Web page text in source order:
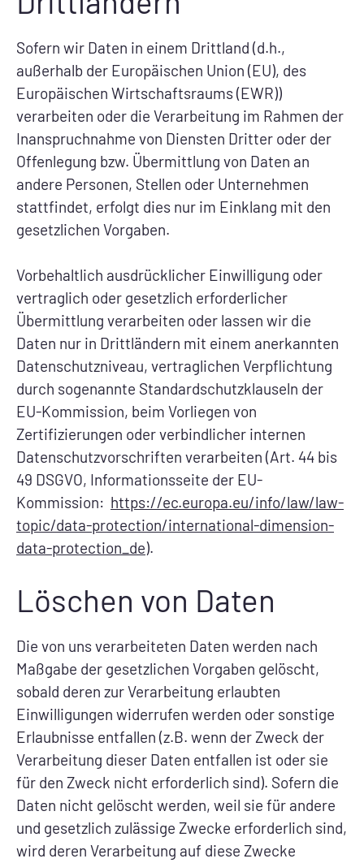
Sofern wir Daten in einem Drittland (d.h.,
außerhalb der Europäischen Union (EU), des
Europäischen Wirtschaftsraums (EWR))
verarbeiten oder die Verarbeitung im Rahmen der
Inanspruchnahme von Diensten Dritter oder der
Offenlegung bzw. Übermittlung von Daten an
andere Personen, Stellen oder Unternehmen
stattfindet, erfolgt dies nur im Einklang mit den
gesetzlichen Vorgaben.
Vorbehaltlich ausdrücklicher Einwilligung oder
vertraglich oder gesetzlich erforderlicher
Übermittlung verarbeiten oder lassen wir die
Daten nur in Drittländern mit einem anerkannten
Datenschutzniveau, vertraglichen Verpflichtung
durch sogenannte Standardschutzklauseln der
EU-Kommission, beim Vorliegen von
Zertifizierungen oder verbindlicher internen
Datenschutzvorschriften verarbeiten (Art. 44 bis
49 DSGVO, Informationsseite der EU-
Kommission: https://ec.europa.eu/info/law/law-
topic/data-protection/international-dimension-
data-protection_de).
Löschen von Daten
Die von uns verarbeiteten Daten werden nach
Maßgabe der gesetzlichen Vorgaben gelöscht,
sobald deren zur Verarbeitung erlaubten
Einwilligungen widerrufen werden oder sonstige
Erlaubnisse entfallen (z.B. wenn der Zweck der
Verarbeitung dieser Daten entfallen ist oder sie
für den Zweck nicht erforderlich sind). Sofern die
Daten nicht gelöscht werden, weil sie für andere
und gesetzlich zulässige Zwecke erforderlich sind,
wird deren Verarbeitung auf diese Zwecke